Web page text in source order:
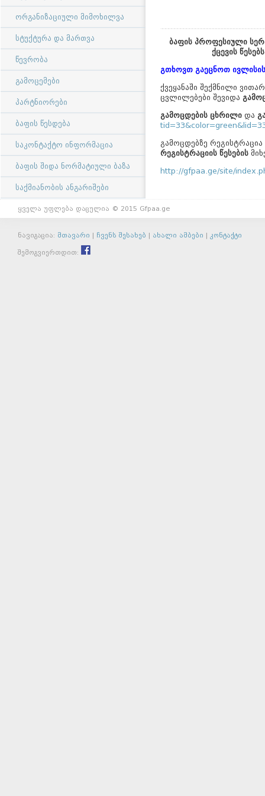
ორგანიზაციული მიმოხილვა
სტუქტურა და მართვა
წევრობა
გამოცემები
პარტნიორები
ბაფის წესდება
საკონტაქტო ინფორმაცია
ბაფის შიდა ნორმატიული ბაზა
საქმიანობის ანგარიშები
ბაფის პროფესიული
ქცევის
გთხოვთ გაეცნოთ ივლისის
ქვეყანაში შექმნილი
ცვლილებები შევიდა
გამოცდების ცხრილი და
გამოცდებზე
რეგისტრაციის წესების
http://gfpaa.ge/site/
ყველა უფლება დაცულია © 2015 Gfpaa.ge
ნავიგაცია: მთავარი | ჩვენს შესახებ | ახალი ამბები | კონტაქტი
შემოგვიერთდით: